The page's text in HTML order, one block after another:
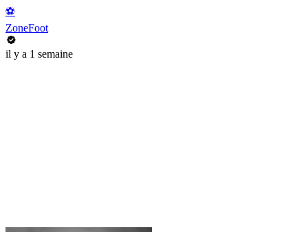
⚽️
ZoneFoot
il y a 1 semaine